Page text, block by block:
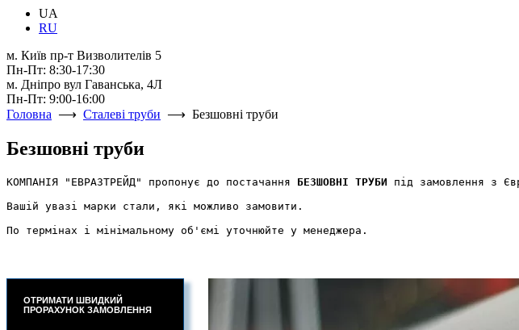
UA
RU
м. Київ пр-т Визволителів 5
Пн-Пт: 8:30-17:30
м. Дніпро вул Гаванська, 4Л
Пн-Пт: 9:00-16:00
Головна ⟶ Сталеві труби ⟶ Безшовні труби
Безшовні труби
КОМПАНІЯ "ЕВРАЗТРЕЙД" пропонує до постачання БЕЗШОВНІ ТРУБИ під замовлення з
Вашій увазі марки стали, які можливо замовити.
По термінах і мінімальному об'ємі уточнюйте у менеджера.
ОТРИМАТИ ШВИДКИЙ
ПРОРАХУНОК ЗАМОВЛЕННЯ